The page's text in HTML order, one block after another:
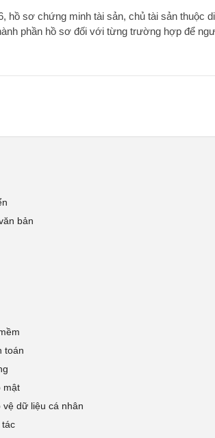
hồ sơ chứng minh tài sản, chủ tài sản thuộc
phần hồ sơ đối với từng trường hợp để
bản
toán
mật
dữ liệu cá nhân